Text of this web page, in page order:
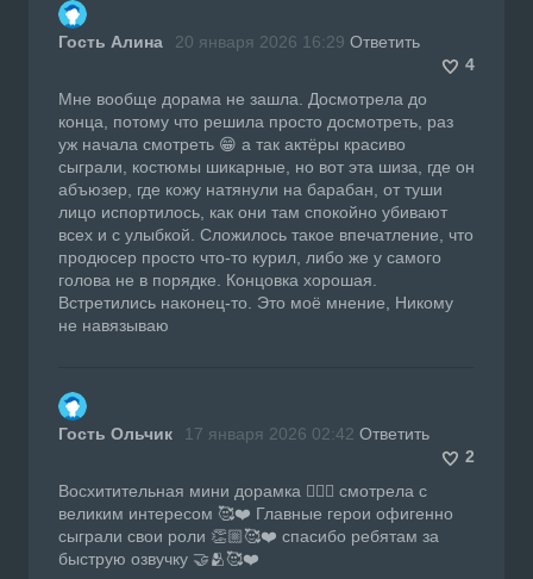
Гость Алина 20 января 2026 16:29 Ответить
4
Мне вообще дорама не зашла. Досмотрела до
конца, потому что решила просто досмотреть, раз
уж начала смотреть 😁 а так актёры красиво
сыграли, костюмы шикарные, но вот эта шиза, где он
абъюзер, где кожу натянули на барабан, от туши
лицо испортилось, как они там спокойно убивают
всех и с улыбкой. Сложилось такое впечатление, что
продюсер просто что-то курил, либо же у самого
голова не в порядке. Концовка хорошая.
Встретились наконец-то. Это моё мнение, Никому
не навязываю
Гость Ольчик 17 января 2026 02:42 Ответить
2
Восхитительная мини дорамка 👍🏼🔥 смотрела с
великим интересом 🥰❤️ Главные герои офигенно
сыграли свои роли 👏🏼🥰❤️ спасибо ребятам за
быструю озвучку 🤝🫂🥰❤️